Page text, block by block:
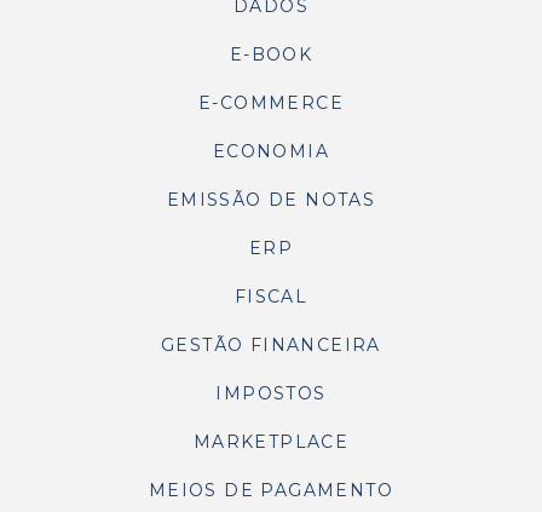
DADOS
E-BOOK
E-COMMERCE
ECONOMIA
EMISSÃO DE NOTAS
ERP
FISCAL
GESTÃO FINANCEIRA
IMPOSTOS
MARKETPLACE
MEIOS DE PAGAMENTO